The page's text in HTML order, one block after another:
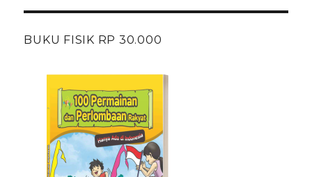
BUKU FISIK RP 30.000